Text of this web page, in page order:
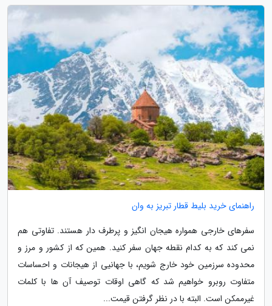
راهنمای خرید بلیط قطار تبریز به وان
سفرهای خارجی همواره هیجان انگیز و پرطرف دار هستند. تفاوتی هم
نمی کند که به کدام نقطه جهان سفر کنید. همین که از کشور و مرز و
محدوده سرزمین خود خارج شویم، با جهانیی از هیجانات و احساسات
متفاوت روبرو خواهیم شد که گاهی اوقات توصیف آن ها با کلمات
غیرممکن است. البته با در نظر گرفتن قیمت...